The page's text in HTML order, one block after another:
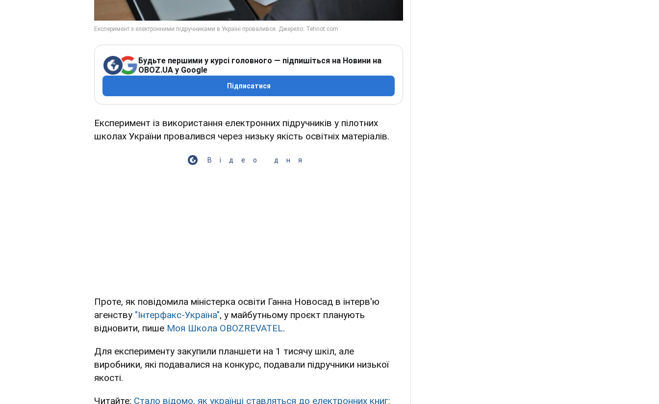
Будьте першими у курсі головного — підпишіться на Новини на
OBOZ.UA у Google
Підписатися
Експеримент із використання електронних підручників у пілотних
школах України провалився через низьку якість освітніх матеріалів.
Відео дня
Проте, як повідомила міністерка освіти Ганна Новосад в інтерв'ю
агенству "Інтерфакс-Україна", у майбутньому проєкт планують
відновити, пише Моя Школа OBOZREVATEL.
Для експерименту закупили планшети на 1 тисячу шкіл, але
виробники, які подавалися на конкурс, подавали підручники низької
якості.
Читайте: Стало відомо, як українці ставляться до електронних книг: